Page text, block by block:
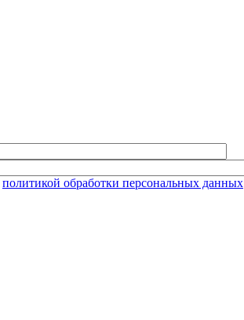
политикой обработки персональных данных